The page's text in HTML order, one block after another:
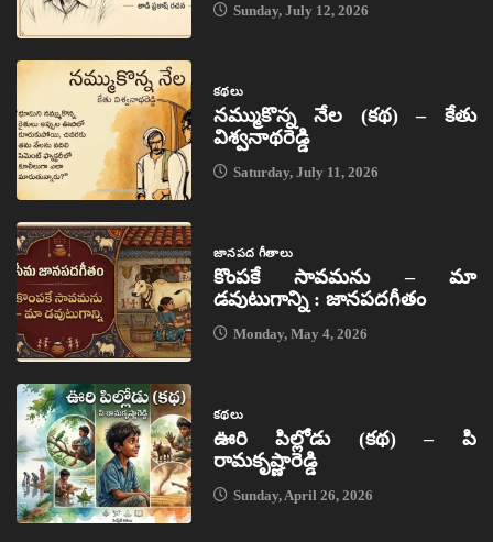
Sunday, July 12, 2026
కథలు
నమ్ముకొన్న నేల (కథ) – కేతు
విశ్వనాథరెడ్డి
Saturday, July 11, 2026
జానపద గీతాలు
కొంపకే సావమను – మా
డవుటుగాన్ని : జానపదగీతం
Monday, May 4, 2026
కథలు
ఊరి పిల్లోడు (కథ) – పి
రామకృష్ణారెడ్డి
Sunday, April 26, 2026